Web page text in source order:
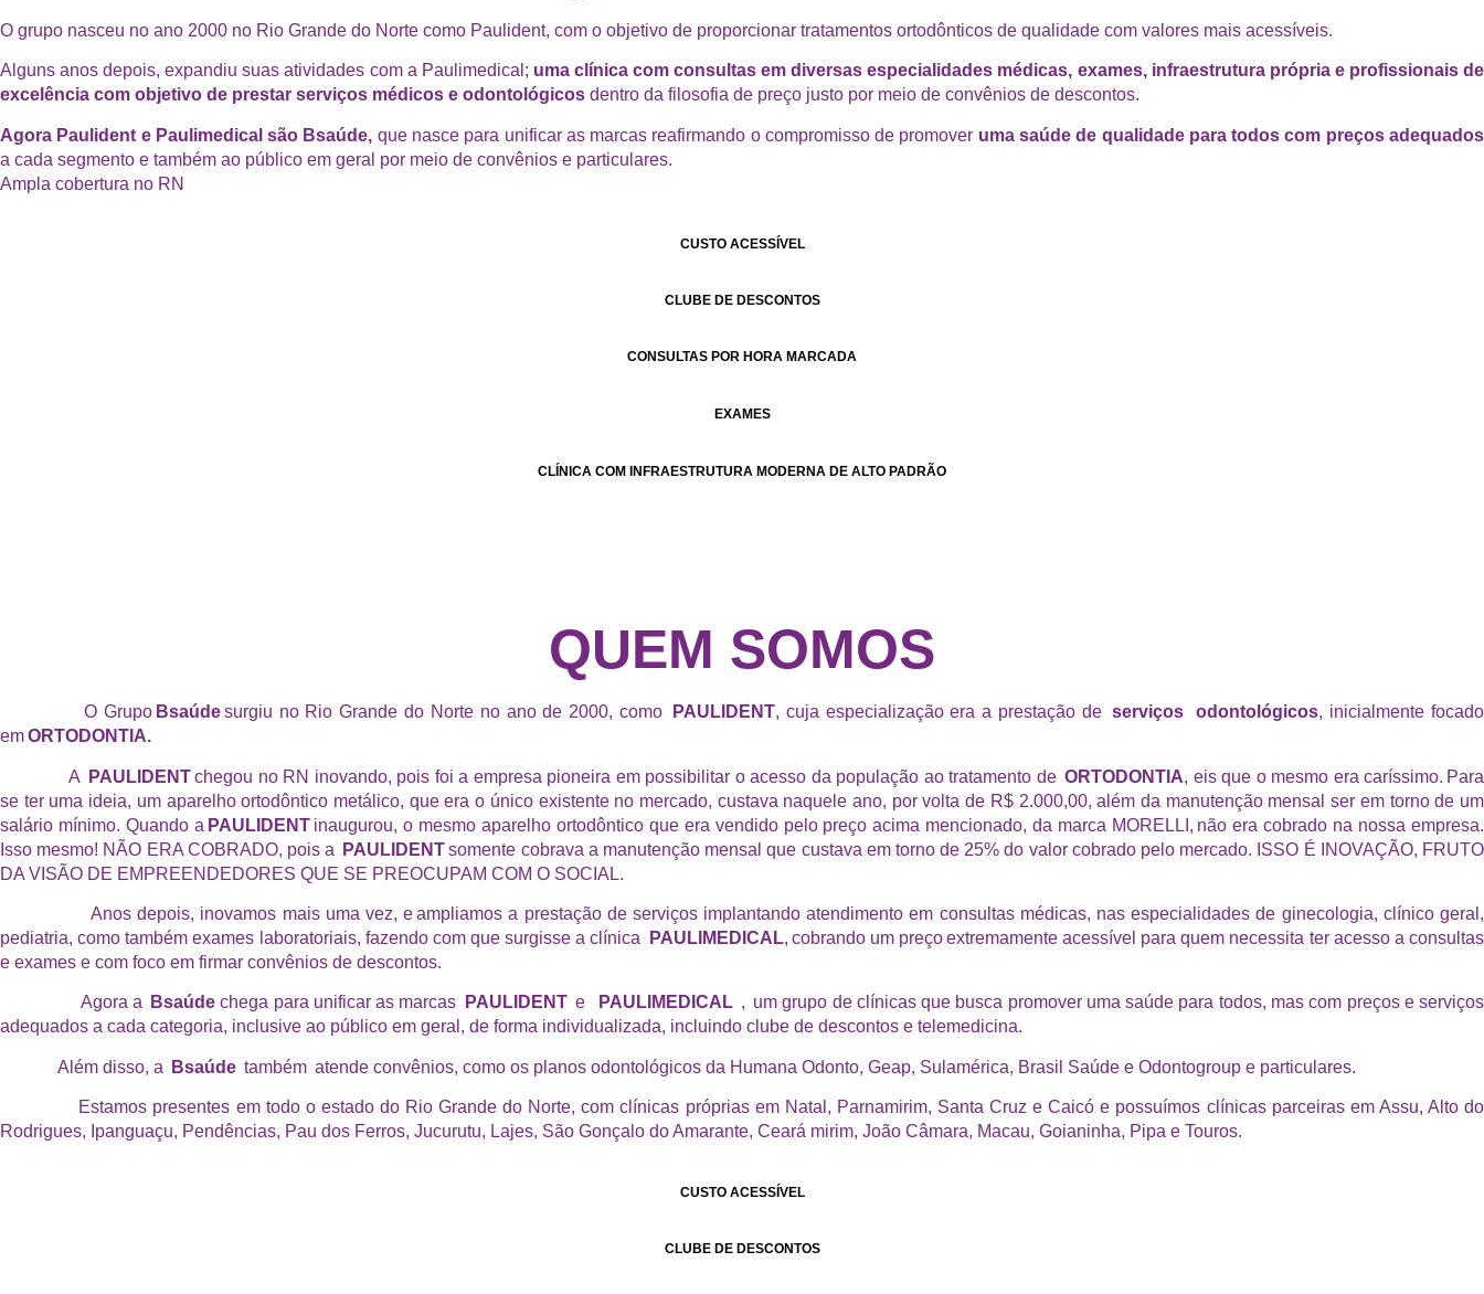
O grupo nasceu no ano 2000 no Rio Grande do Norte como Paulident, com o objetivo de proporcionar tratamentos ortodônticos de qualidade com valores mais acessíveis.
Alguns anos depois, expandiu suas atividades com a Paulimedical; uma clínica com consultas em diversas especialidades médicas, exames, infraestrutura própria e profissionais de
excelência com objetivo de prestar serviços médicos e odontológicos dentro da filosofia de preço justo por meio de convênios de descontos.
Agora Paulident e Paulimedical são Bsaúde, que nasce para unificar as marcas reafirmando o compromisso de promover uma saúde de qualidade para todos com preços adequados
a cada segmento e também ao público em geral por meio de convênios e particulares.
Ampla cobertura no RN
CUSTO ACESSÍVEL
CLUBE DE DESCONTOS
CONSULTAS POR HORA MARCADA
EXAMES
CLÍNICA COM INFRAESTRUTURA MODERNA DE ALTO PADRÃO
QUEM SOMOS
O Grupo Bsaúdesurgiu no Rio Grande do Norte no ano de 2000, como PAULIDENT, cuja especialização era a prestação de serviços odontológicos, inicialmente focado
emORTODONTIA.
A PAULIDENTchegou no RN inovando, pois foi a empresa pioneira em possibilitar o acesso da população ao tratamento deORTODONTIA, eis que o mesmo era caríssimo. Para
se ter uma ideia, um aparelho ortodôntico metálico, que era o único existente no mercado, custava naquele ano, por volta de R$ 2.000,00, além da manutenção mensal ser em torno de um
salário mínimo. Quando a PAULIDENT inaugurou, o mesmo aparelho ortodôntico que era vendido pelo preço acima mencionado, da marca MORELLI, não era cobrado na nossa empresa.
Isso mesmo! NÃO ERA COBRADO, pois a
PAULIDENTsomente cobrava a manutenção mensal que custava em torno de 25% do valor cobrado pelo mercado. ISSO É INOVAÇÃO, FRUTO
DA VISÃO DE EMPREENDEDORES QUE SE PREOCUPAM COM O SOCIAL.
Anos depois, inovamos mais uma vez, e ampliamos a prestação de serviços implantando atendimento em consultas médicas, nas especialidades de ginecologia, clínico geral,
pediatria, como também exames laboratoriais, fazendo com que surgisse a clínica
PAULIMEDICAL, cobrando um preço extremamente acessível para quem necessita ter acesso a consultas
e exames e com foco em firmar convênios de descontos.
Agora a Bsaúde chega para unificar as marcas PAULIDENT e PAULIMEDICAL , um grupo de clínicas que busca promover uma saúde para todos, mas com preços e serviços
adequados a cada categoria, inclusive ao público em geral, de forma individualizada, incluindo clube de descontos e telemedicina.
Além disso, a Bsaúde também atende convênios, como os planos odontológicos da Humana Odonto, Geap, Sulamérica, Brasil Saúde e Odontogroup e particulares.
Estamos presentes em todo o estado do Rio Grande do Norte, com clínicas próprias em Natal, Parnamirim, Santa Cruz e Caicó e possuímos clínicas parceiras em Assu, Alto do
Rodrigues, Ipanguaçu, Pendências, Pau dos Ferros, Jucurutu, Lajes, São Gonçalo do Amarante, Ceará mirim, João Câmara, Macau, Goianinha, Pipa e Touros.
CUSTO ACESSÍVEL
CLUBE DE DESCONTOS